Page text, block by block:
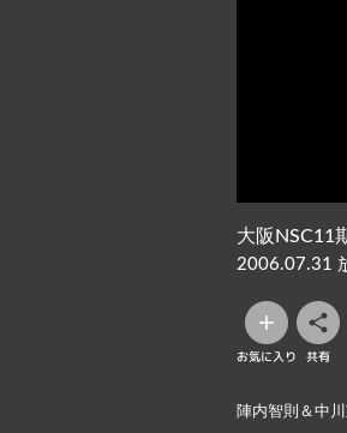
大阪NSC11
2006.07.31
お気に入り 共有
陣内智則＆中